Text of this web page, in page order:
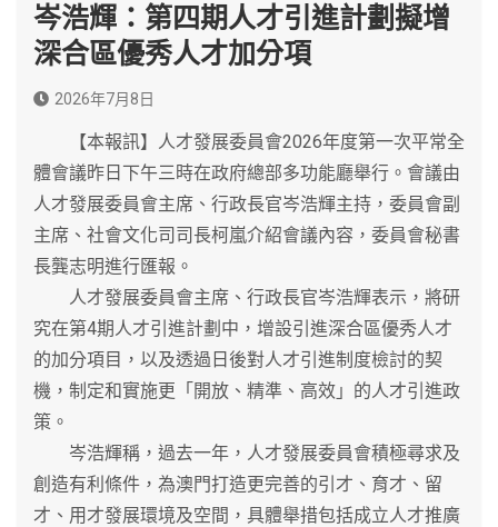
岑浩輝：第四期人才引進計劃擬增
深合區優秀人才加分項
2026年7月8日
【本報訊】人才發展委員會2026年度第一次平常全
體會議昨日下午三時在政府總部多功能廳舉行。會議由
人才發展委員會主席、行政長官岑浩輝主持，委員會副
主席、社會文化司司長柯嵐介紹會議內容，委員會秘書
長龔志明進行匯報。
人才發展委員會主席、行政長官岑浩輝表示，將研
究在第4期人才引進計劃中，增設引進深合區優秀人才
的加分項目，以及透過日後對人才引進制度檢討的契
機，制定和實施更「開放、精準、高效」的人才引進政
策。
岑浩輝稱，過去一年，人才發展委員會積極尋求及
創造有利條件，為澳門打造更完善的引才、育才、留
才、用才發展環境及空間，具體舉措包括成立人才推廣